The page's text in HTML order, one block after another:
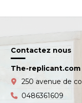
Contactez nous
The-replicant.com
250 avenue de
0486361609